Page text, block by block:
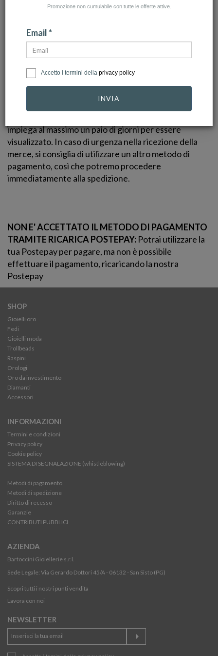
sconto fino al 10%)
Potrai scegliere se pagare in
BONIFICO BANCARIO:Utilizzando questo metodo di
pagamento, riceverai nella e-mail di conferma ordine, i
Pagando attraverso questa soluzione, i tempi di
impiega al massimo un paio di giorni per essere
visualizzato. In caso di urgenza nella ricezione della
merce, si consiglia di utilizzare un altro metodo di
pagamento, così che potremo procedere
immediatamente alla spedizione.
NON E' ACCETTATO IL METODO DI PAGAMENTO
TRAMITE RICARICA POSTEPAY: Potrai utilizzare la
tua Postepay per pagare, ma non è possibile
effettuare il pagamento, ricaricando la nostra
Postepay
SHOP
Gioielli oro
Fedi
Gioielli moda
Trollbeads
Raspini
Orologi
Oro da investimento
Diamanti
Accessori
INFORMAZIONI
Termini e condizioni
Privacy policy
Cookie policy
SISTEMA DI SEGNALAZIONE (whistleblowing)
Metodi di pagamento
Metodi di spedizione
Diritto di recesso
Garanzie
CONTRIBUTI PUBBLICI
AZIENDA
Bartoccini Gioiellerie s.r.l.
Sede Legale: Via Gerardo Dottori 45/A - 06132 - San Sisto (PG)
Scopri tutti i nostri punti vendita
Lavora con noi
NEWSLETTER
Promozione non cumulabile con tutte le offerte attive.
Email *
Accetto i termini della privacy policy
INVIA